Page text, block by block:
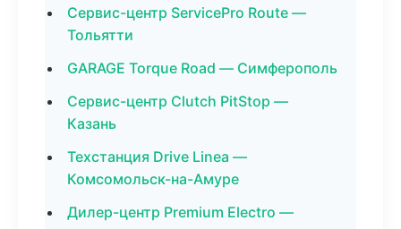
Сервис-центр ServicePro Route —
Тольятти
GARAGE Torque Road — Симферополь
Сервис-центр Clutch PitStop —
Казань
Техстанция Drive Linea —
Комсомольск-на-Амуре
Дилер-центр Premium Electro —